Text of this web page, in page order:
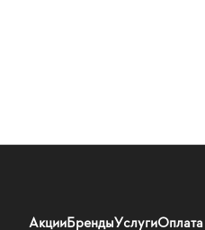
АкцииБрендыУслуги